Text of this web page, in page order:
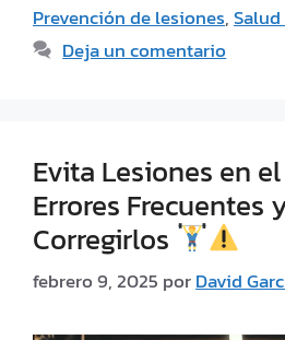
Prevención de lesiones,
Deja un comentario
Evita Lesiones en
Errores Frecuentes
Corregirlos
febrero 9, 2025 porDavid